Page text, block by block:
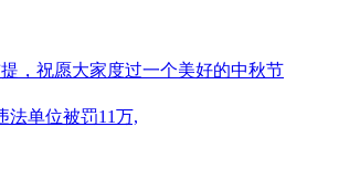
，祝愿大家度过一个美好的中秋节
法单位被罚11万,